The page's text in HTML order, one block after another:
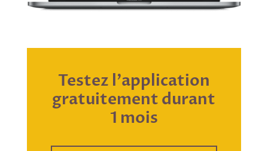
Testez l’application
gratuitement durant
1 mois